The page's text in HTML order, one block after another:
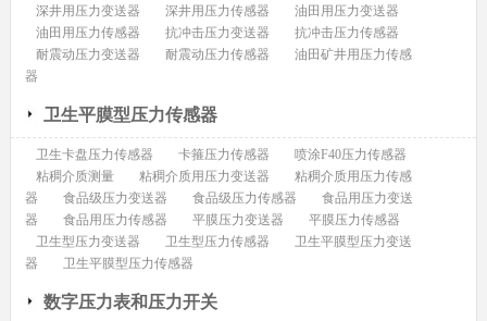
深井用压力变送器 深井用压力传感器
油田用压力变送器
油田用压力传感器
抗冲击压力变送器
抗冲击压力传感器
耐震动压力变送器
耐震动压力传感器
油田矿井用压力传感
器
卫生平膜型压力传感器
卫生卡盘压力传感器 卡箍压力传感器
喷涂F40压力传感器
粘稠介质测量
粘稠介质用压力变送器
粘稠介质用压力传感
器
食品级压力变送器 食品级压力传感器
食品用压力变送
器
食品用压力传感器 平膜压力变送器
平膜压力传感器
卫生型压力变送器
卫生型压力传感器
卫生平膜型压力变送
器
卫生平膜型压力传感器
数字压力表和压力开关